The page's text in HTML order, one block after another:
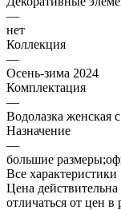
—
нет
Коллекция
—
Осень-зима 2024
Комплектация
—
Водолазка женская
Назначение
—
большие
Все характеристики
Цена
отличаться от цен